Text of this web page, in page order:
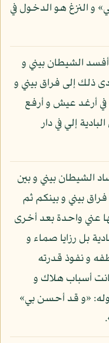
و النزغ هو الدخول في
الشيطان بيني و
ذلك إلى فراق بيني و
أرغد عيش و أرفع
إلي في دار
الشيطان بيني و بين
بيني و بينكم ثم
عني واحدة بعد أخرى
بل رزايا صماء و
و نفوذ قدرته
أسباب هلاك و
«و قد أحسن بي»